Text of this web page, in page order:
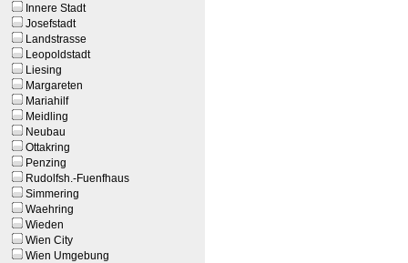
Innere Stadt
Josefstadt
Landstrasse
Leopoldstadt
Liesing
Margareten
Mariahilf
Meidling
Neubau
Ottakring
Penzing
Rudolfsh.-Fuenfhaus
Simmering
Waehring
Wieden
Wien City
Wien Umgebung